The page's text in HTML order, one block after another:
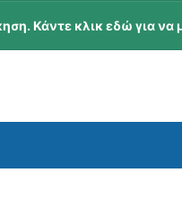
Κάντε κλικ εδώ για να